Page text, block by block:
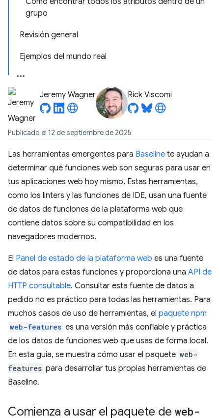
grupo
Revisión general
Ejemplos del mundo real
Jeremy Wagner Rick Viscomi
Publicado el 12 de septiembre de 2025
Las herramientas emergentes para Baseline te ayudan a
determinar qué funciones web son seguras para usar en
tus aplicaciones web hoy mismo. Estas herramientas,
como los linters y las funciones de IDE, usan una fuente
de datos de funciones de la plataforma web que
contiene datos sobre su compatibilidad en los
navegadores modernos.
El Panel de estado de la plataforma web es una fuente
de datos para estas funciones y proporciona una API de
HTTP consultable. Consultar esta fuente de datos a
pedido no es práctico para todas las herramientas. Para
muchos casos de uso de herramientas, el paquete npm
web-features es una versión más confiable y práctica
de los datos de funciones web que usas de forma local.
En esta guía, se muestra cómo usar el paquete web-
features para desarrollar tus propias herramientas de
Baseline.
Comienza a usar el paquete de web-